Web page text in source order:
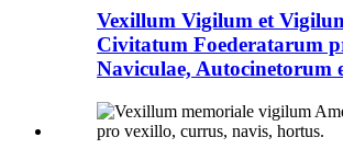
Vexillum Vigilum et
Civitatum Foederatarum
Naviculae, Autocinetorum